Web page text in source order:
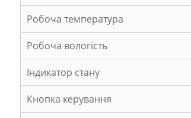
Робоча температура
Робоча вологість
Індикатор стану
Кнопка керування